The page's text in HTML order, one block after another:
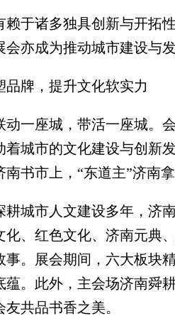
诸多独具创新与开拓性
会亦成为推动城市建设与
牌，提升文化软实力
座城，带活一座城。会
着城市的文化建设与创新
南书市上，“东道主”济南
市人文建设多年，济南
化、红色文化、济南元典
事。展会期间，六大板块
蕴。此外，主会场济南舜
友共品书香之美。